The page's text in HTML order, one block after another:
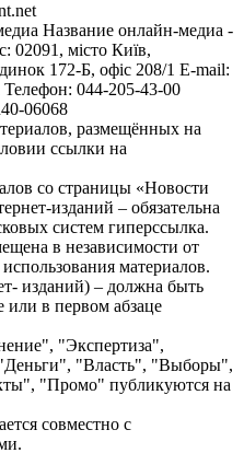
Название онлайн-медиа -
02091, місто Київ,
172-Б, офіс 208/1 E-mail:
Телефон: 044-205-43-00
06068
размещённых на
ссылки на
со страницы «Новости
изданий – обязательна
систем гиперссылка.
в независимости от
материалов.
изданий) – должна быть
или в первом абзаце
"Экспертиза",
"Власть", "Выборы",
"Промо" публикуются на
совместно с